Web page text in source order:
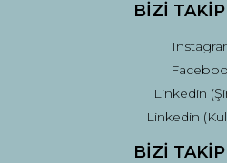
BİZİ
Linkedin
Linkedin
BİZİ